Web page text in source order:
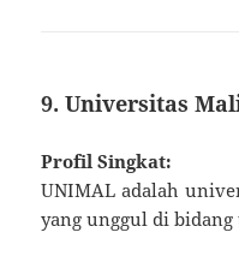
9. Universitas
Profil Singkat:
UNIMAL adalah
yang unggul di